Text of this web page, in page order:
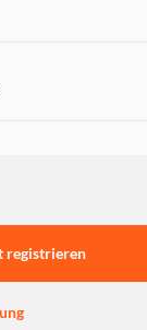
registrieren